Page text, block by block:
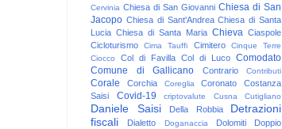
Cervinia Chiesa di San Giovanni Chiesa di San
Jacopo Chiesa di Sant'Andrea Chiesa di Santa
Lucia Chiesa di Santa Maria Chieva Ciaspole
Cicloturismo
Cima Tauffi Cimitero
Cinque Terre
Ciocco
Col di Favilla Col di Luco Comodato
Comune di Gallicano
Contrario Contributi
Corale Corchia Coreglia Coronato
Costanza
Saisi
Covid-19 criptovalute Cusna Cutigliano
Daniele Saisi Della Robbia
Detrazioni
fiscali
Dialetto Doganaccia Dolomiti
Doppio